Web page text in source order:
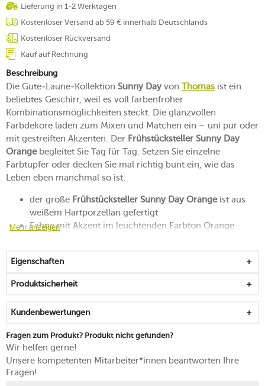
Lieferung in 1-2 Werktagen
Kostenloser Versand ab 59 € innerhalb Deutschlands
Kostenloser Rückversand
Kauf auf Rechnung
Beschreibung
Die Gute-Laune-Kollektion Sunny Day von Thomas ist ein
beliebtes Geschirr, weil es voll farbenfroher
Kombinationsmöglichkeiten steckt. Die glanzvollen
Farbdekore laden zum Mixen und Matchen ein – uni pur oder
mit gestreiften Akzenten. Der Frühstücksteller Sunny Day
Orangebegleitet Sie Tag für Tag. Setzen Sie einzelne
Farbtupfer oder decken Sie mal richtig bunt ein, wie das
Leben eben manchmal so ist.
der große Frühstücksteller Sunny Day Orangeist aus
weißem Hartporzellan gefertigt
Fahne mit Akzent im leuchtenden Farbton Orange
zeitlos klassisch, schlicht, elegant und vielseitig
kombinierbar
Mehr anzeigen
Eigenschaften
Produktsicherheit
Kundenbewertungen
Fragen zum Produkt? Produkt nicht gefunden?
Wir helfen gerne!
Unsere kompetenten Mitarbeiter*innen beantworten Ihre
Fragen!